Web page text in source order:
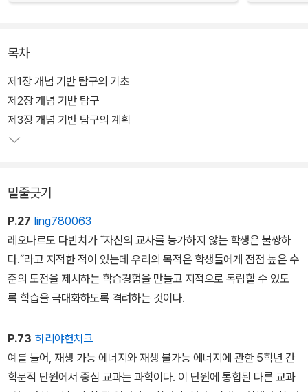
목차
제1장 개념 기반 탐구의 기초
제2장 개념 기반 탐구
제3장 개념 기반 탐구의 계획
밑줄긋기
P.27 ling780063
레오나르도 다빈치가 ˝자신의 교사를 능가하지 않는 학생은 불쌍하
다.˝라고 지적한 적이 있는데 우리의 목적은 학생들에게 점점 높은 수
준의 도전을 제시하는 학습경험을 만들고 지적으로 독립할 수 있도
록 학습을 극대화하도록 격려하는 것이다.
P.73 하리야헌처크
예를 들어, 재생 가능 에너지와 재생 불가능 에너지에 관한 5학년 간
학문적 단원에서 중심 교과는 과학이다. 이 단원에 통합된 다른 교과